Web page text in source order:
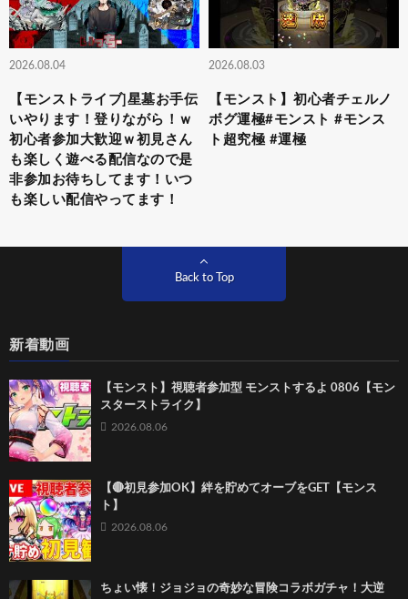
2026.08.04
【モンストライブ]星墓お手伝
いやります！登りながら！ｗ
初心者参加大歓迎ｗ初見さん
も楽しく遊べる配信なので是
非参加お待ちしてます！いつ
も楽しい配信やってます！
2026.08.03
【モンスト】初心者チェルノ
ボグ運極#モンスト #モンス
ト超究極 #運極
Back to Top
新着動画
【モンスト】視聴者参加型 モンストするよ 0806【モン
スターストライク】
2026.08.06
【🔴初見参加OK】絆を貯めてオーブをGET【モンス
ト】
2026.08.06
ちょい懐！ジョジョの奇妙な冒険コラボガチャ！大逆